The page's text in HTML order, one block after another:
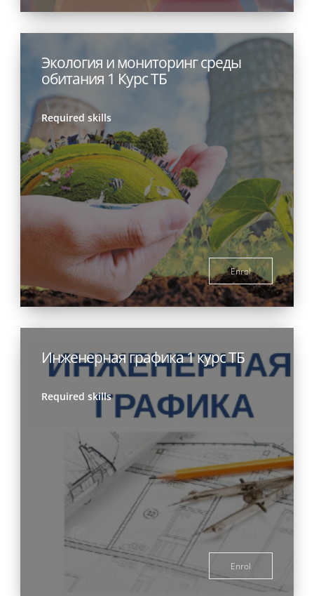
Экология и мониторинг среды
обитания 1 Курс ТБ
Required skills
Enrol
Инженерная графика 1 курс ТБ
Required skills
Enrol